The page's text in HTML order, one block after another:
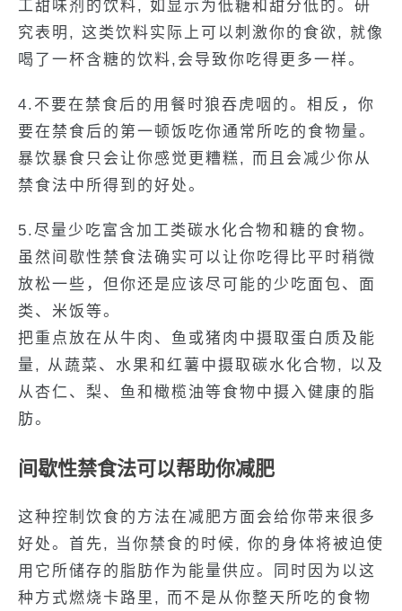
工甜味剂的饮料, 如显示为低糖和甜分低的。研
究表明, 这类饮料实际上可以刺激你的食欲, 就像
喝了一杯含糖的饮料,会导致你吃得更多一样。
4.不要在禁食后的用餐时狼吞虎咽的。相反，你
要在禁食后的第一顿饭吃你通常所吃的食物量。
暴饮暴食只会让你感觉更糟糕, 而且会减少你从
禁食法中所得到的好处。
5.尽量少吃富含加工类碳水化合物和糖的食物。
虽然间歇性禁食法确实可以让你吃得比平时稍微
放松一些，但你还是应该尽可能的少吃面包、面
类、米饭等。
把重点放在从牛肉、鱼或猪肉中摄取蛋白质及能
量, 从蔬菜、水果和红薯中摄取碳水化合物, 以及
从杏仁、梨、鱼和橄榄油等食物中摄入健康的脂
肪。
间歇性禁食法可以帮助你减肥
这种控制饮食的方法在减肥方面会给你带来很多
好处。首先, 当你禁食的时候, 你的身体将被迫使
用它所储存的脂肪作为能量供应。同时因为以这
种方式燃烧卡路里, 而不是从你整天所吃的食物